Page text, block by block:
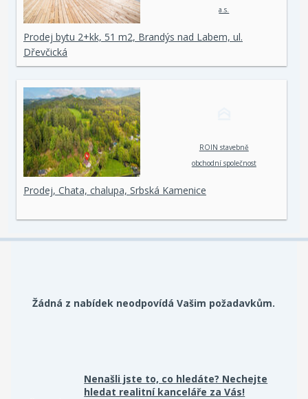
a.s.
Prodej bytu 2+kk, 51 m2, Brandýs nad Labem, ul.
Dřevčická
ROIN stavebně
obchodní společnost
Prodej, Chata, chalupa, Srbská Kamenice
Žádná z nabídek neodpovídá Vašim požadavkům.
Nenašli jste to, co hledáte? Nechejte
hledat realitní kanceláře za Vás!